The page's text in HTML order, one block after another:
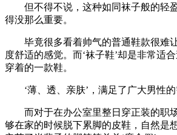
但不得不说，这种如同袜子般的轻
得没那么重要。
毕竟很多看着帅气的普通鞋款很难
度舒适的感觉。而‘袜子鞋’却是非常适
穿着的一款鞋。
‘薄、透、亲肤’，满足了广大男性的
而对于在办公室里整日穿正装的职
够在家的时候脱下累脚的皮鞋，自然是